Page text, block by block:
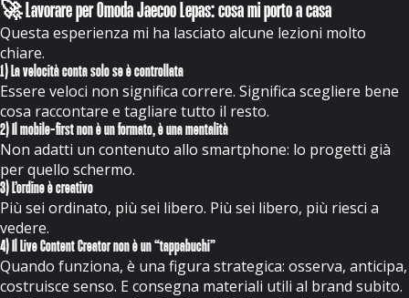
🚀 Lavorare per Omoda Jaecoo Lepas: cosa mi porto a casa
Questa esperienza mi ha lasciato alcune lezioni molto
chiare.
1) La velocità conta solo se è controllata
Essere veloci non significa correre. Significa scegliere bene
cosa raccontare e tagliare tutto il resto.
2) Il mobile-first non è un formato, è una mentalità
Non adatti un contenuto allo smartphone: lo progetti già
per quello schermo.
3) L’ordine è creativo
Più sei ordinato, più sei libero. Più sei libero, più riesci a
vedere.
4) Il Live Content Creator non è un “tappabuchi”
Quando funziona, è una figura strategica: osserva, anticipa,
costruisce senso. E consegna materiali utili al brand subito.